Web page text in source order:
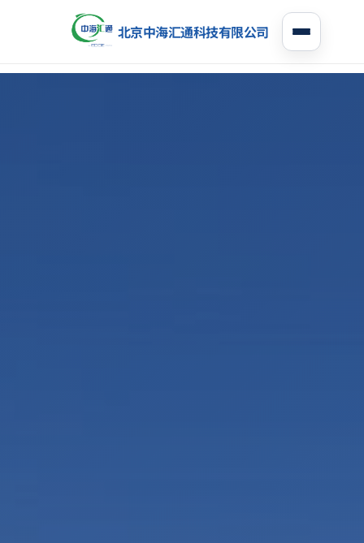
北京中海汇通科技有限公司